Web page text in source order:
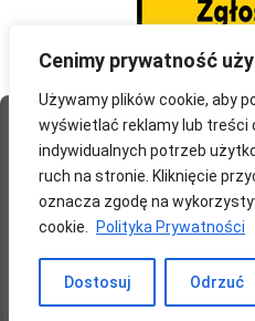
Cenimy prywatność
Używamy plików cookie, aby
wyświetlać reklamy lub treści
indywidualnych potrzeb
ruch na stronie. Kliknięcie
oznacza zgodę na
cookie.
Polityka Prywatności
Dostosuj Odrzuć
Strona Główna O portalu
Partnerzy
Blog